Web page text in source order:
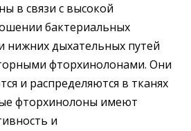
в связи с высокой
бактериальных
нижних дыхательных путей
фторхинолонами. Они
и распределяются в тканях
фторхинолоны имеют
и